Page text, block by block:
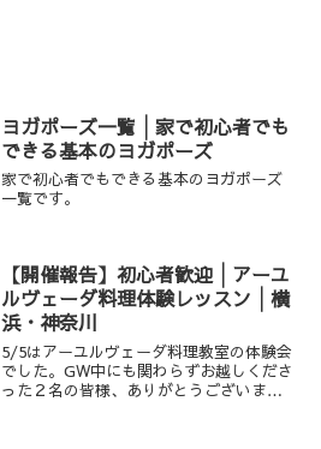
ヨガポーズ一覧│家で初心者でも
できる基本のヨガポーズ
家で初心者でもできる基本のヨガポーズ
一覧です。
【開催報告】初心者歓迎│アーユ
ルヴェーダ料理体験レッスン│横
浜・神奈川
5/5はアーユルヴェーダ料理教室の体験会
でした。GW中にも関わらずお越しくださ
った２名の皆様、ありがとうございまし